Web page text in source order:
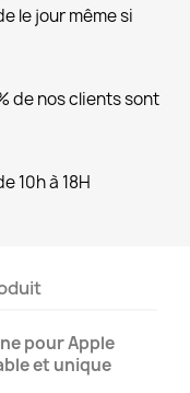
le jour même si
de nos clients sont
10h à 18H
pour Apple
et unique